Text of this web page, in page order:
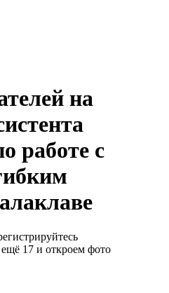
на
работе с
17 и откроем фото